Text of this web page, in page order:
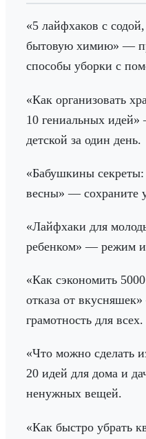
«5 лайфхаков с
бытовую химию» —
способы уборки с
«Как организовать
10 гениальных
детской за один день.
«Бабушкины секреты:
весны» — сохраните
«Лайфхаки для
ребенком» — режим и
«Как сэкономить
отказа от
грамотность для всех.
«Что можно сделать
20 идей для дома и
ненужных вещей.
«Как быстро убрать